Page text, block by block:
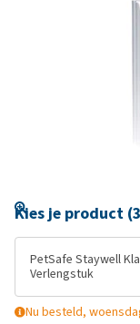
Kies je product
PetSafe Staywell
Verlengstuk
Nu besteld,